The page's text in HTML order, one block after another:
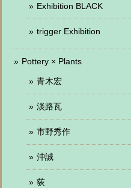
Exhibition BLACK
trigger Exhibition
Pottery × Plants
青木宏
淡路瓦
市野秀作
沖誠
荻